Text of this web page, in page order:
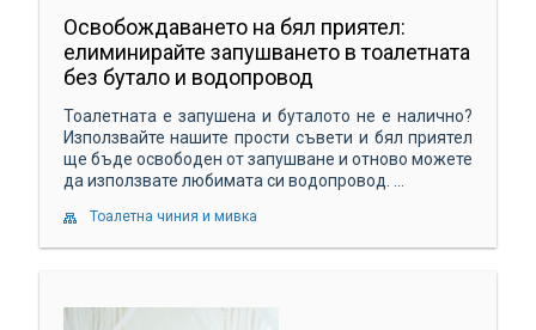
Освобождаването на бял приятел:
елиминирайте запушването в тоалетната
без бутало и водопровод
Тоалетната е запушена и буталото не е налично?
Използвайте нашите прости съвети и бял приятел
ще бъде освободен от запушване и отново можете
да използвате любимата си водопровод. ...
Тоалетна чиния и мивка